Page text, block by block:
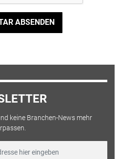
ABSENDEN
keine Branchen-News mehr